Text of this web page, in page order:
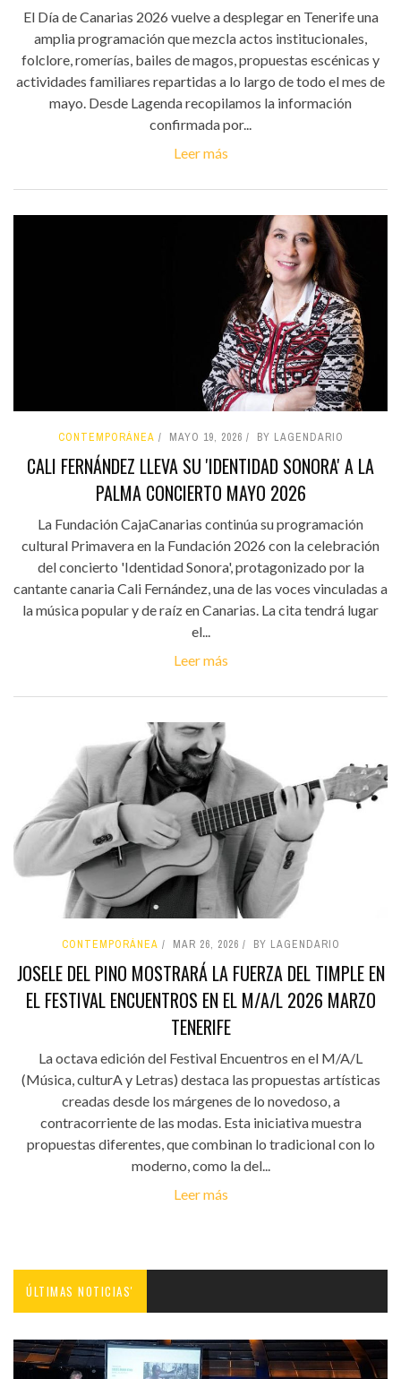
El Día de Canarias 2026 vuelve a desplegar en Tenerife una
amplia programación que mezcla actos institucionales,
folclore, romerías, bailes de magos, propuestas escénicas y
actividades familiares repartidas a lo largo de todo el mes de
mayo. Desde Lagenda recopilamos la información
confirmada por...
Leer más
CONTEMPORÁNEA MAYO 19, 2026 BY LAGENDARIO
CALI FERNÁNDEZ LLEVA SU 'IDENTIDAD SONORA' A LA
PALMA CONCIERTO MAYO 2026
La Fundación CajaCanarias continúa su programación
cultural Primavera en la Fundación 2026 con la celebración
del concierto 'Identidad Sonora', protagonizado por la
cantante canaria Cali Fernández, una de las voces vinculadas a
la música popular y de raíz en Canarias. La cita tendrá lugar
el...
Leer más
CONTEMPORÁNEA MAR 26, 2026 BY LAGENDARIO
JOSELE DEL PINO MOSTRARÁ LA FUERZA DEL TIMPLE EN
EL FESTIVAL ENCUENTROS EN EL M/A/L 2026 MARZO
TENERIFE
La octava edición del Festival Encuentros en el M/A/L
(Música, culturA y Letras) destaca las propuestas artísticas
creadas desde los márgenes de lo novedoso, a
contracorriente de las modas. Esta iniciativa muestra
propuestas diferentes, que combinan lo tradicional con lo
moderno, como la del...
Leer más
ÚLTIMAS NOTICIAS'